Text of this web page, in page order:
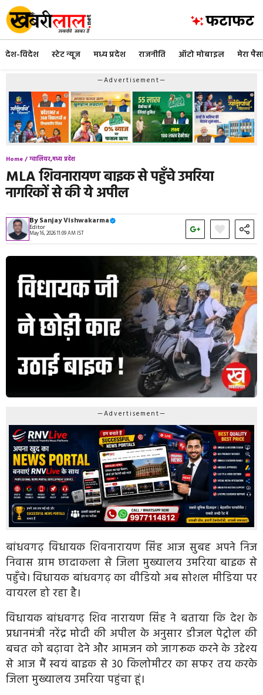
Skip
to
content
देश-विदेश स्टेट न्यूज मध्य प्रदेश राजनीति ऑटो मोबाइल मेरा
—Advertisement—
Home /ग्वालियर,मध्य प्रदेश
MLA शिवनारायण बाइक से पहुँचे उमरिया
नागरिकों से की ये अपील
BySanjay Vishwakarma
Editor
May 16, 2026 11:09 AM IST
—Advertisement—
बांधवगढ़ विधायक शिवनारायण सिंह आज सुबह अपने निज
निवास ग्राम छादाकला से जिला मुख्यालय उमरिया बाइक से
पहुँचे। विधायक बांधवगढ़ का वीडियो अब सोशल मीडिया पर
वायरल हो रहा है।
विधायक बांधवगढ़ शिव नारायण सिंह ने बताया कि देश के
प्रधानमंत्री नरेंद्र मोदी की अपील के अनुसार डीजल पेट्रोल की
बचत को बढ़ावा देने और आमजन को जागरूक करने के उद्देश्य
से आज मैं स्वयं बाइक से 30 किलोमीटर का सफर तय करके
जिला मुख्यालय उमरिया पहुंचा हूं।